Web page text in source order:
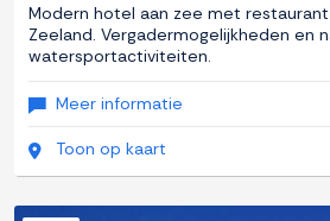
Modern hotel aan zee met
Zeeland. Vergadermogelijkheden en
watersportactiviteiten.
Meer informatie
Toon op kaart